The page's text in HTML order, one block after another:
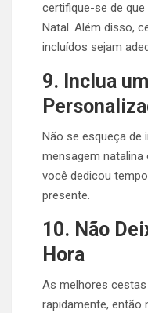
certifique-se de
Natal. Além disso,
incluídos sejam
9. Inclua
Não se esqueça
mensagem
você dedicou
presente.
10. Não
Hora
As melhores
rapidamente, então